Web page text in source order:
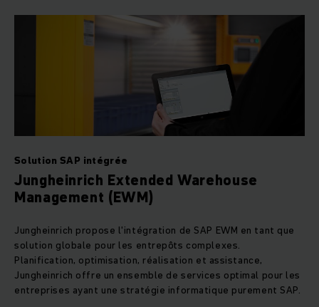
Solution SAP intégrée
Jungheinrich Extended Warehouse
Management (EWM)
Jungheinrich propose l'intégration de SAP EWM en tant que
solution globale pour les entrepôts complexes.
Planification, optimisation, réalisation et assistance,
Jungheinrich offre un ensemble de services optimal pour les
entreprises ayant une stratégie informatique purement SAP.